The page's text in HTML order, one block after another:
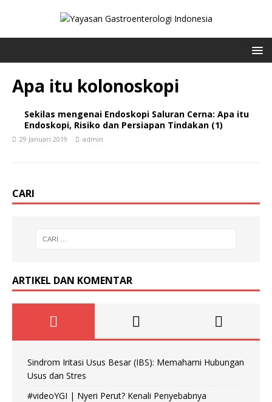
Apa itu kolonoskopi
Sekilas mengenai Endoskopi Saluran Cerna: Apa itu
Endoskopi, Risiko dan Persiapan Tindakan (1)
29 Januari 2019 admin
CARI
ARTIKEL DAN KOMENTAR
Sindrom Iritasi Usus Besar (IBS): Memahami Hubungan
Usus dan Stres
#videoYGI | Nyeri Perut? Kenali Penyebabnya